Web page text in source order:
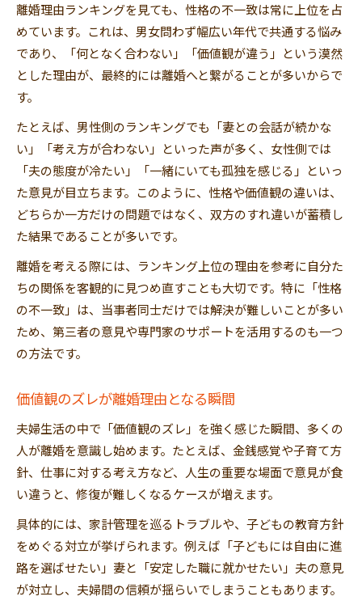
離婚理由ランキングを見ても、性格の不一致は常に上位を占
めています。これは、男女問わず幅広い年代で共通する悩み
であり、「何となく合わない」「価値観が違う」という漠然
とした理由が、最終的には離婚へと繋がることが多いからで
す。
たとえば、男性側のランキングでも「妻との会話が続かな
い」「考え方が合わない」といった声が多く、女性側では
「夫の態度が冷たい」「一緒にいても孤独を感じる」といっ
た意見が目立ちます。このように、性格や価値観の違いは、
どちらか一方だけの問題ではなく、双方のすれ違いが蓄積し
た結果であることが多いです。
離婚を考える際には、ランキング上位の理由を参考に自分た
ちの関係を客観的に見つめ直すことも大切です。特に「性格
の不一致」は、当事者同士だけでは解決が難しいことが多い
ため、第三者の意見や専門家のサポートを活用するのも一つ
の方法です。
価値観のズレが離婚理由となる瞬間
夫婦生活の中で「価値観のズレ」を強く感じた瞬間、多くの
人が離婚を意識し始めます。たとえば、金銭感覚や子育て方
針、仕事に対する考え方など、人生の重要な場面で意見が食
い違うと、修復が難しくなるケースが増えます。
具体的には、家計管理を巡るトラブルや、子どもの教育方針
をめぐる対立が挙げられます。例えば「子どもには自由に進
路を選ばせたい」妻と「安定した職に就かせたい」夫の意見
が対立し、夫婦間の信頼が揺らいでしまうこともあります。